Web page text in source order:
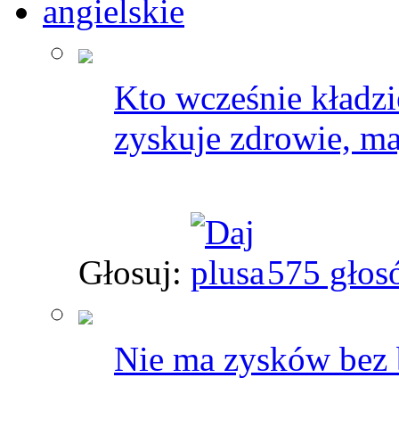
angielskie
Kto wcześnie
zyskuje zdrowie,
Głosuj: 575
Nie ma zysków bez